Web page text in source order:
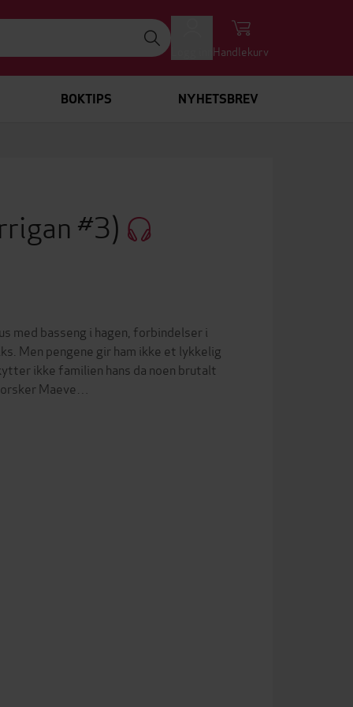
Handlekurv
BOKTIPS NYHETSBREV
#3)
med basseng i hagen, forbindelser i
Men pengene gir ham ikke et lykkelig
ikke familien hans da noen brutalt
Maeve…